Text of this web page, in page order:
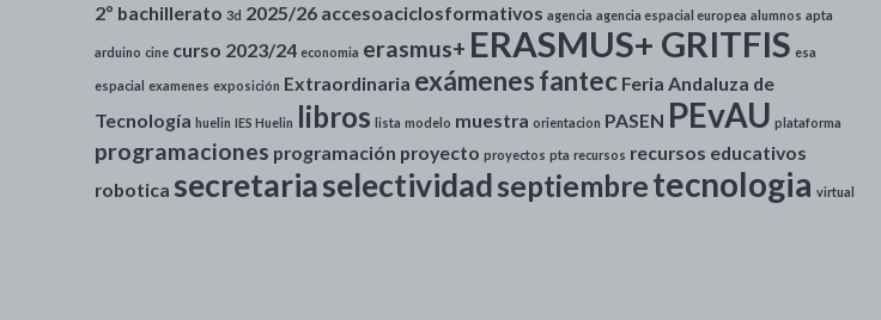
2º bachillerato 3d 2025/26 accesoaciclosformativos agencia agencia espacial europea alumnos apta
arduino cine curso 2023/24 economia erasmus+ ERASMUS+ GRITFIS esa
espacial examenes exposición Extraordinaria exámenesfantec Feria Andaluza de
Tecnología huelin IES Huelin libros lista modelo muestra orientacion PASEN PEvAU plataforma
programaciones programación proyecto proyectos pta recursos recursos educativos
robotica secretariaselectividadseptiembretecnologia virtual